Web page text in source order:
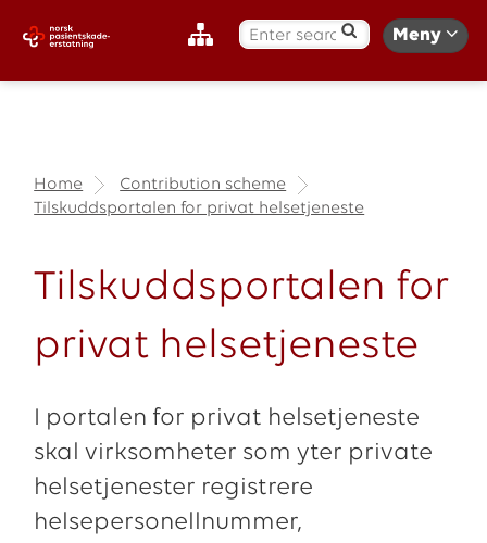
S
k
Meny
Home
Contribution scheme
Tilskuddsportalen for privat helsetjeneste
Tilskuddsportalen for
privat helsetjeneste
I portalen for privat helsetjeneste
skal virksomheter som yter private
helsetjenester registrere
helsepersonellnummer,